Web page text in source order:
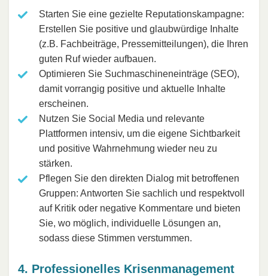
Starten Sie eine gezielte Reputationskampagne:
Erstellen Sie positive und glaubwürdige Inhalte
(z.B. Fachbeiträge, Pressemitteilungen), die Ihren
guten Ruf wieder aufbauen.
Optimieren Sie Suchmaschineneinträge (SEO),
damit vorrangig positive und aktuelle Inhalte
erscheinen.
Nutzen Sie Social Media und relevante
Plattformen intensiv, um die eigene Sichtbarkeit
und positive Wahrnehmung wieder neu zu
stärken.
Pflegen Sie den direkten Dialog mit betroffenen
Gruppen: Antworten Sie sachlich und respektvoll
auf Kritik oder negative Kommentare und bieten
Sie, wo möglich, individuelle Lösungen an,
sodass diese Stimmen verstummen.
4. Professionelles Krisenmanagement